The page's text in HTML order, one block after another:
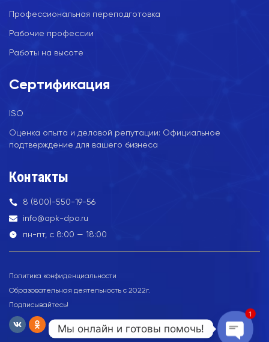
Профессиональная переподготовка
Рабочие профессии
Работы на высоте
Сертификация
ISO
Оценка опыта и деловой репутации: Официальное
подтверждение для вашего бизнеса
Контакты
8 (800)-550-19-56
info@apk-dpo.ru
пн-пт, с 8:00 — 18:00
Политика конфиденциальности
Образовательная деятельность с 2022г.
Подписывайтесь!
Мы онлайн и готовы помочь!
1